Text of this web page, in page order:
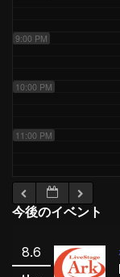
9:00 PM
10:00 PM
11:00 PM
今後のイベント